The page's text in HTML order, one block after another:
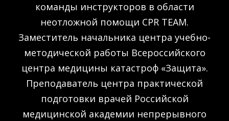
команды инструкторов в области
неотложной помощи CPR TEAM.
Заместитель начальника центра учебно-
методической работы Всероссийского
центра медицины катастроф «Защита».
Преподаватель центра практической
подготовки врачей Российской
медицинской академии непрерывного